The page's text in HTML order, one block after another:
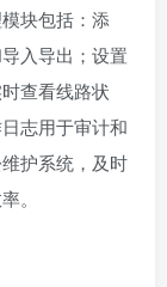
块包括：添
入导出；设置
查看线路状
志用于审计和
护系统，及时
。